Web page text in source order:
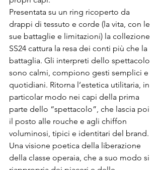
Presentata su un ring ricoperto da
drappi di tessuto e corde (la vita, con le
sue battaglie e limitazioni) la collezione
SS24 cattura la resa dei conti più che la
battaglia. Gli interpreti dello spettacolo
sono calmi, compiono gesti semplici e
quotidiani. Ritorna l’estetica utilitaria, in
particolar modo nei capi della prima
parte dello “spettacolo”, che lascia poi
il posto alle rouche e agli chiffon
voluminosi, tipici e identitari del brand.
Una visione poetica della liberazione
della classe operaia, che a suo modo si